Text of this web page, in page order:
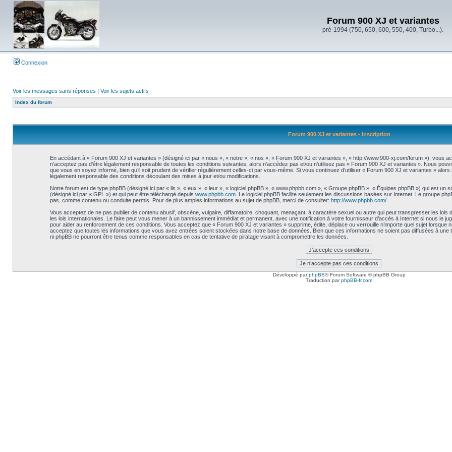
Forum 900 XJ et variantes
pré-1994 (750, 650, 600, 550, 400, Turbo...).
Connexion
Voir les messages sans réponses | Voir les sujets actifs
Index du forum
Forum 900 XJ et variantes - Inscription
En accédant à « Forum 900 XJ et variantes » (désigné ici par « nous », « notre », « nos », « Forum 900 XJ et variantes », « http://www.900-xj.com/forum »), vous
n’acceptez pas d’être légalement responsable de toutes les conditions suivantes, alors n’accédez pas et/ou n’utilisez pas « Forum 900 XJ et variantes ». Nous
que vous en soyez informé, bien qu’il soit prudent de vérifier régulièrement celles-ci par vous-même. Si vous continuez d’utiliser « Forum 900 XJ et variantes »
légalement responsable des conditions découlant des mises à jour et/ou modifications.
Notre forum est de type phpBB (désigné ici par « ils », « eux », « leur », « logiciel phpBB », « www.phpbb.com », « Groupe phpBB », « Équipes phpBB ») qui est un
(désigné ici par « GPL ») et qui peut être téléchargé depuis www.phpbb.com. Le logiciel phpBB facilite seulement les discussions basées sur Internet. Le groupe
pas, comme contenu ou conduite permis. Pour de plus amples informations au sujet de phpBB, merci de consulter: http://www.phpbb.com/.
Vous acceptez de ne pas publier de contenu abusif, obscène, vulgaire, diffamatoire, choquant, menaçant, à caractère sexuel ou autre qui peut transgresser les
les lois internationales. Le faire peut vous mener à un bannissement immédiat et permanent, avec une notification à votre fournisseur d’accès à Internet si nous le
pour aider au renforcement de ces conditions. Vous acceptez que « Forum 900 XJ et variantes » supprime, édite, déplace ou verrouille n’importe quel sujet lorsque
acceptez que toutes les informations que vous avez entrées soient stockées dans notre base de données. Bien que ces informations ne soient pas diffusées à
ni phpBB ne pourront être tenus comme responsables en cas de tentative de piratage visant à compromettre les données.
Développé parphpBB® Forum Software © phpBB Group
Traduction parphpBB-fr.com